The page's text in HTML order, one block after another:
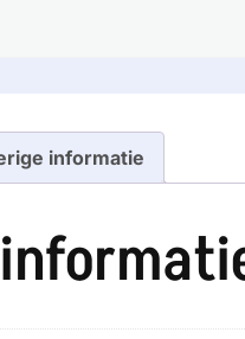
informatie